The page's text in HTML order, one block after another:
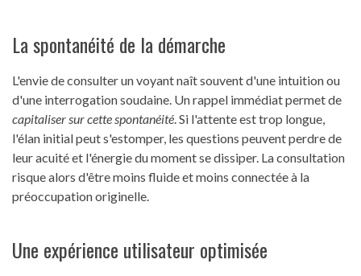
La spontanéité de la démarche
L'envie de consulter un voyant naît souvent d'une intuition ou
d'une interrogation soudaine. Un rappel immédiat permet de
capitaliser sur cette spontanéité. Si l'attente est trop longue,
l'élan initial peut s'estomper, les questions peuvent perdre de
leur acuité et l'énergie du moment se dissiper. La consultation
risque alors d'être moins fluide et moins connectée à la
préoccupation originelle.
Une expérience utilisateur optimisée